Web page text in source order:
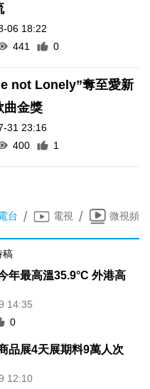
06 18:22
441 0
not Lonely”奪至愛新
曲金獎
31 23:16
400 1
台 / 電視 / 微視頻
稿
年最高溫35.9°C 外港高
14:35
0
品展4天展期料9萬人次
12:10